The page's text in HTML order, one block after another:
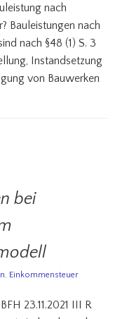
nach
Bauleistungen nach
nach §48 (1) S. 3
Instandsetzung
von Bauwerken
bei
Einkommensteuer
23.11.2021 III R